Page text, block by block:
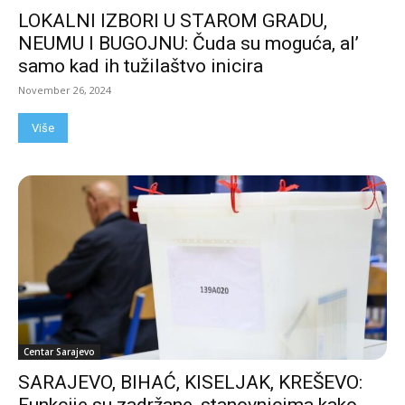
LOKALNI IZBORI U STAROM GRADU,
NEUMU I BUGOJNU: Čuda su moguća, al’
samo kad ih tužilaštvo inicira
November 26, 2024
Više
Centar Sarajevo
SARAJEVO, BIHAĆ, KISELJAK, KREŠEVO: